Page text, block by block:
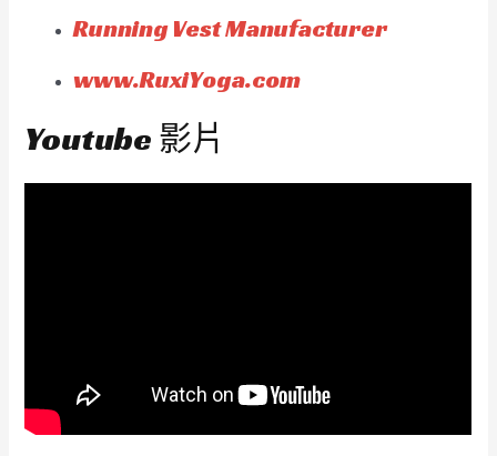
Running Vest Manufacturer
www.RuxiYoga.com
Youtube 影片